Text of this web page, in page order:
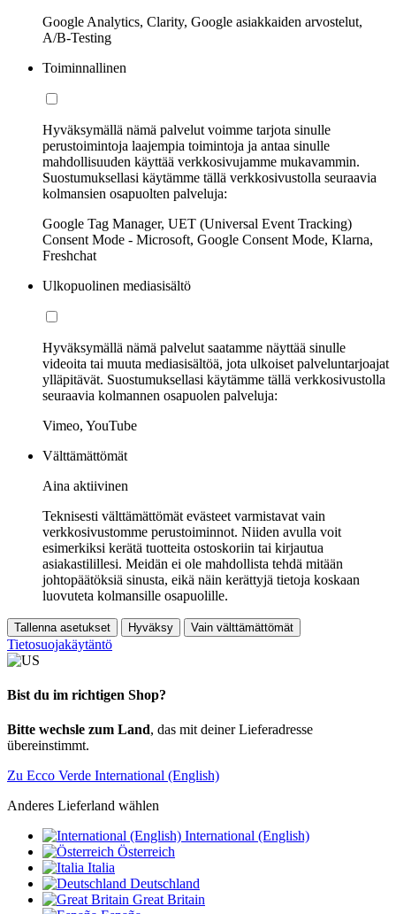
Google Analytics, Clarity, Google asiakkaiden arvostelut,
A/B-Testing
Toiminnallinen
Hyväksymällä nämä palvelut voimme tarjota sinulle
perustoimintoja laajempia toimintoja ja antaa sinulle
mahdollisuuden käyttää verkkosivujamme mukavammin.
Suostumuksellasi käytämme tällä verkkosivustolla seuraavia
kolmansien osapuolten palveluja:
Google Tag Manager, UET (Universal Event Tracking)
Consent Mode - Microsoft, Google Consent Mode, Klarna,
Freshchat
Ulkopuolinen mediasisältö
Hyväksymällä nämä palvelut saatamme näyttää sinulle
videoita tai muuta mediasisältöä, jota ulkoiset palveluntarjoajat
ylläpitävät. Suostumuksellasi käytämme tällä verkkosivustolla
seuraavia kolmannen osapuolen palveluja:
Vimeo, YouTube
Välttämättömät
Aina aktiivinen
Teknisesti välttämättömät evästeet varmistavat vain
verkkosivustomme perustoiminnot. Niiden avulla voit
esimerkiksi kerätä tuotteita ostoskoriin tai kirjautua
asiakastilillesi. Meidän ei ole mahdollista tehdä mitään
johtopäätöksiä sinusta, eikä näin kerättyjä tietoja koskaan
luovuteta kolmansille osapuolille.
Tallenna asetukset Hyväksy Vain välttämättömät
Tietosuojakäytäntö
Bist du im richtigen Shop?
Bitte wechsle zum Land, das mit deiner Lieferadresse
übereinstimmt.
Zu Ecco Verde International (English)
Anderes Lieferland wählen
International (English)
Österreich
Italia
Deutschland
Great Britain